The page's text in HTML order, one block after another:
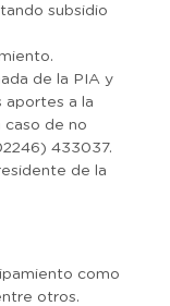
subsidio
de la PIA y
aportes a la
caso de no
433037.
de la
como
otros.